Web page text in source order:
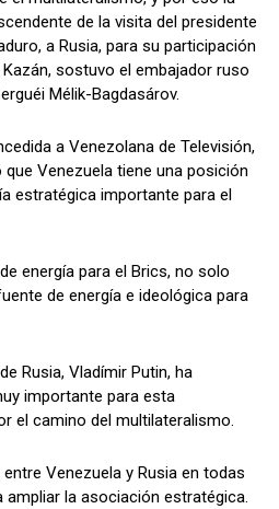
de la visita del presidente
a Rusia, para su participación
sostuvo el embajador ruso
Mélik-Bagdasárov.
a Venezolana de Televisión,
Venezuela tiene una posición
estratégica importante para el
energía para el Brics, no solo
de energía e ideológica para
Rusia, Vladímir Putin, ha
importante para esta
el camino del multilateralismo.
Venezuela y Rusia en todas
ampliar la asociación estratégica.